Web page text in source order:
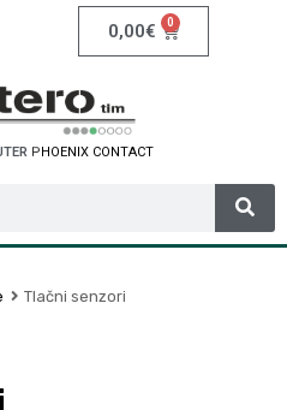
0,00€ 0
SCHNEIDER ELECT
CT
Tlačni senzori